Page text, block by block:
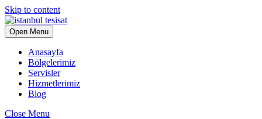
Skip to content
Open Menu
Anasayfa
Bölgelerimiz
Servisler
Hizmetlerimiz
Blog
Close Menu